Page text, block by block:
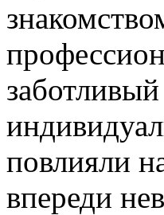
повлияли
впереди